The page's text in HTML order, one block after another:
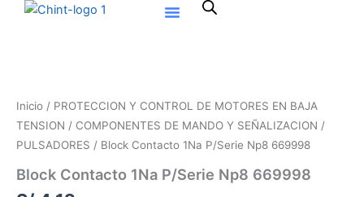
Inicio / PROTECCION Y CONTROL DE MOTORES EN BAJA
TENSION / COMPONENTES DE MANDO Y SEÑALIZACION /
PULSADORES / Block Contacto 1Na P/Serie Np8 669998
Block Contacto 1Na P/Serie Np8 669998